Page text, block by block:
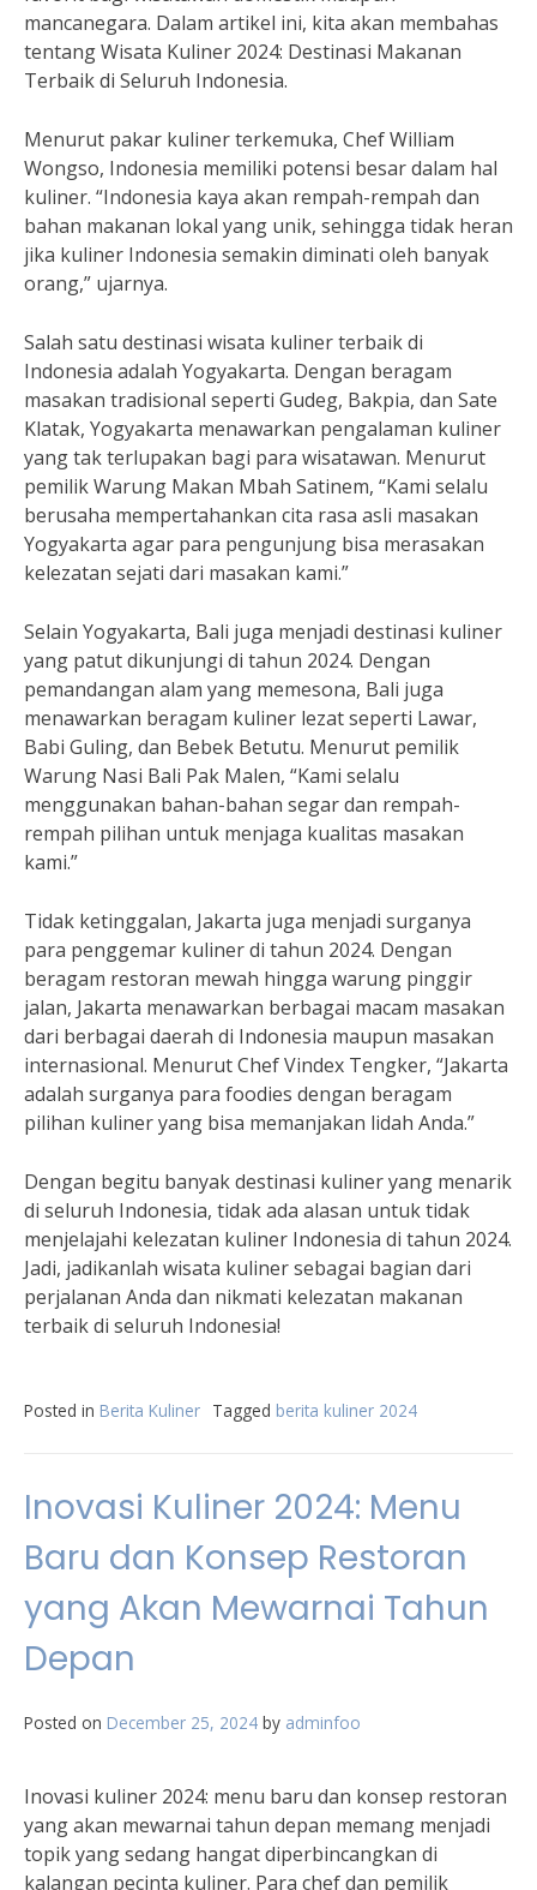
mancanegara. Dalam artikel ini, kita akan membahas
tentang Wisata Kuliner 2024: Destinasi Makanan
Terbaik di Seluruh Indonesia.
Menurut pakar kuliner terkemuka, Chef William
Wongso, Indonesia memiliki potensi besar dalam hal
kuliner. “Indonesia kaya akan rempah-rempah dan
bahan makanan lokal yang unik, sehingga tidak heran
jika kuliner Indonesia semakin diminati oleh banyak
orang,” ujarnya.
Salah satu destinasi wisata kuliner terbaik di
Indonesia adalah Yogyakarta. Dengan beragam
masakan tradisional seperti Gudeg, Bakpia, dan Sate
Klatak, Yogyakarta menawarkan pengalaman kuliner
yang tak terlupakan bagi para wisatawan. Menurut
pemilik Warung Makan Mbah Satinem, “Kami selalu
berusaha mempertahankan cita rasa asli masakan
Yogyakarta agar para pengunjung bisa merasakan
kelezatan sejati dari masakan kami.”
Selain Yogyakarta, Bali juga menjadi destinasi kuliner
yang patut dikunjungi di tahun 2024. Dengan
pemandangan alam yang memesona, Bali juga
menawarkan beragam kuliner lezat seperti Lawar,
Babi Guling, dan Bebek Betutu. Menurut pemilik
Warung Nasi Bali Pak Malen, “Kami selalu
menggunakan bahan-bahan segar dan rempah-
rempah pilihan untuk menjaga kualitas masakan
kami.”
Tidak ketinggalan, Jakarta juga menjadi surganya
para penggemar kuliner di tahun 2024. Dengan
beragam restoran mewah hingga warung pinggir
jalan, Jakarta menawarkan berbagai macam masakan
dari berbagai daerah di Indonesia maupun masakan
internasional. Menurut Chef Vindex Tengker, “Jakarta
adalah surganya para foodies dengan beragam
pilihan kuliner yang bisa memanjakan lidah Anda.”
Dengan begitu banyak destinasi kuliner yang menarik
di seluruh Indonesia, tidak ada alasan untuk tidak
menjelajahi kelezatan kuliner Indonesia di tahun 2024.
Jadi, jadikanlah wisata kuliner sebagai bagian dari
perjalanan Anda dan nikmati kelezatan makanan
terbaik di seluruh Indonesia!
Posted in Berita Kuliner Tagged berita kuliner 2024
Inovasi Kuliner 2024: Menu
Baru dan Konsep Restoran
yang Akan Mewarnai Tahun
Depan
Posted on December 25, 2024 by adminfoo
Inovasi kuliner 2024: menu baru dan konsep restoran
yang akan mewarnai tahun depan memang menjadi
topik yang sedang hangat diperbincangkan di
kalangan pecinta kuliner. Para chef dan pemilik